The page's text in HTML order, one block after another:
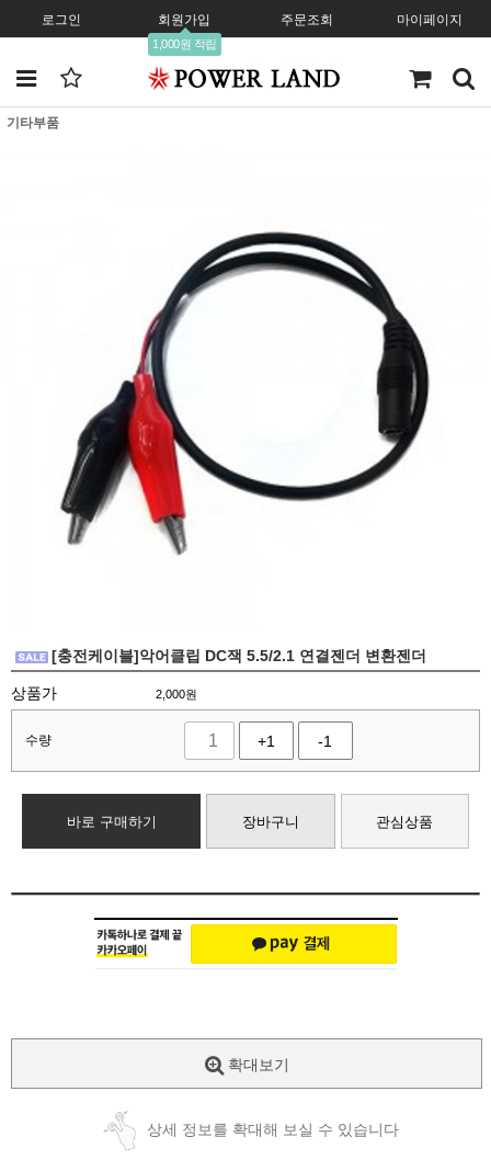
로그인 회원가입
1,000원 적립
주문조회 마이페이지
기타부품
[충전케이블]악어클립 DC잭 5.5/2.1 연결젠더 변환젠더
상품가 2,000원
수량 +1 -1
바로 구매하기 장바구니 관심상품
확대보기
상세 정보를 확대해 보실 수 있습니다